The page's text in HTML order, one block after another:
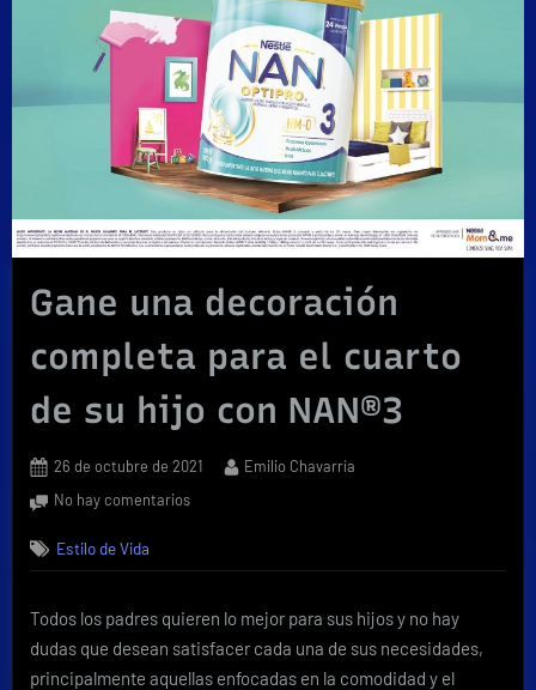
Gane una decoración
completa para el cuarto
de su hijo con NAN®3
Posted
on
26 de octubre de 2021 By
Emilio Chavarría
No hay comentariosen
decoración
para
el
cuarto
Estilo de Vida
Todos los padres quieren lo mejor para sus hijos y no hay
dudas que desean satisfacer cada una de sus necesidades,
principalmente aquellas enfocadas en la comodidad y el